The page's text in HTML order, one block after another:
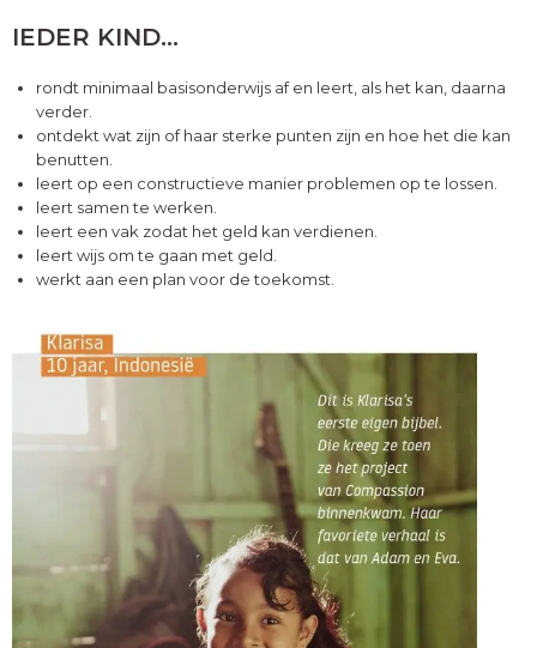
IEDER KIND…
rondt minimaal basisonderwijs af en leert, als het kan, daarna
verder.
ontdekt wat zijn of haar sterke punten zijn en hoe het die kan
benutten.
leert op een constructieve manier problemen op te lossen.
leert samen te werken.
leert een vak zodat het geld kan verdienen.
leert wijs om te gaan met geld.
werkt aan een plan voor de toekomst.